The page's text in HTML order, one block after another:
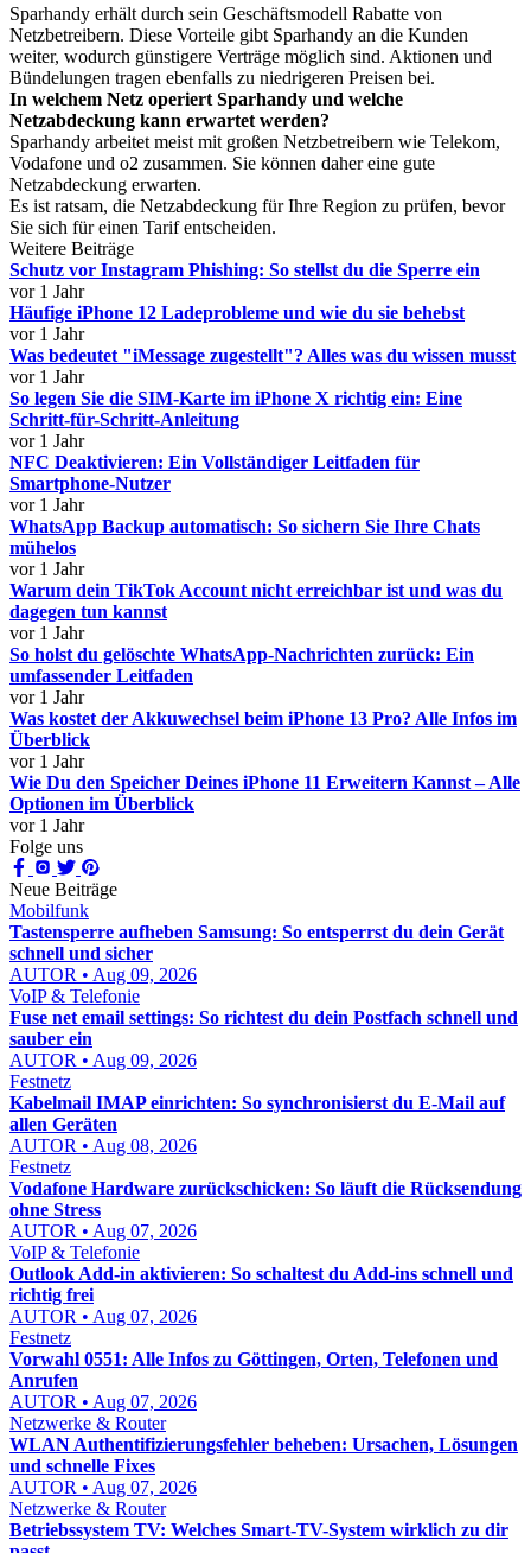
Sparhandy erhält durch sein Geschäftsmodell Rabatte von
Netzbetreibern. Diese Vorteile gibt Sparhandy an die Kunden
weiter, wodurch günstigere Verträge möglich sind. Aktionen und
Bündelungen tragen ebenfalls zu niedrigeren Preisen bei.
In welchem Netz operiert Sparhandy und welche
Netzabdeckung kann erwartet werden?
Sparhandy arbeitet meist mit großen Netzbetreibern wie Telekom,
Vodafone und o2 zusammen. Sie können daher eine gute
Netzabdeckung erwarten.
Es ist ratsam, die Netzabdeckung für Ihre Region zu prüfen, bevor
Sie sich für einen Tarif entscheiden.
Weitere Beiträge
Schutz vor Instagram Phishing: So stellst du die Sperre ein
vor 1 Jahr
Häufige iPhone 12 Ladeprobleme und wie du sie behebst
vor 1 Jahr
Was bedeutet "iMessage zugestellt"? Alles was du wissen musst
vor 1 Jahr
So legen Sie die SIM-Karte im iPhone X richtig ein: Eine
Schritt-für-Schritt-Anleitung
vor 1 Jahr
NFC Deaktivieren: Ein Vollständiger Leitfaden für
Smartphone-Nutzer
vor 1 Jahr
WhatsApp Backup automatisch: So sichern Sie Ihre Chats
mühelos
vor 1 Jahr
Warum dein TikTok Account nicht erreichbar ist und was du
dagegen tun kannst
vor 1 Jahr
So holst du gelöschte WhatsApp-Nachrichten zurück: Ein
umfassender Leitfaden
vor 1 Jahr
Was kostet der Akkuwechsel beim iPhone 13 Pro? Alle Infos im
Überblick
vor 1 Jahr
Wie Du den Speicher Deines iPhone 11 Erweitern Kannst – Alle
Optionen im Überblick
vor 1 Jahr
Folge uns
Neue Beiträge
Mobilfunk
Tastensperre aufheben Samsung: So entsperrst du dein Gerät
schnell und sicher
AUTOR • Aug 09, 2026
VoIP & Telefonie
Fuse net email settings: So richtest du dein Postfach schnell und
sauber ein
AUTOR • Aug 09, 2026
Festnetz
Kabelmail IMAP einrichten: So synchronisierst du E-Mail auf
allen Geräten
AUTOR • Aug 08, 2026
Festnetz
Vodafone Hardware zurückschicken: So läuft die Rücksendung
ohne Stress
AUTOR • Aug 07, 2026
VoIP & Telefonie
Outlook Add-in aktivieren: So schaltest du Add-ins schnell und
richtig frei
AUTOR • Aug 07, 2026
Festnetz
Vorwahl 0551: Alle Infos zu Göttingen, Orten, Telefonen und
Anrufen
AUTOR • Aug 07, 2026
Netzwerke & Router
WLAN Authentifizierungsfehler beheben: Ursachen, Lösungen
und schnelle Fixes
AUTOR • Aug 07, 2026
Netzwerke & Router
Betriebssystem TV: Welches Smart-TV-System wirklich zu dir